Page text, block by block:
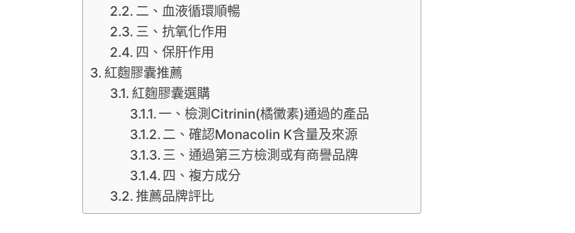
二、血液循環順暢
三、抗氧化作用
四、保肝作用
紅麴膠囊推薦
紅麴膠囊選購
一、檢測Citrinin(橘黴素)通過的產品
二、確認Monacolin K含量及來源
三、通過第三方檢測或有商譽品牌
四、複方成分
推薦品牌評比